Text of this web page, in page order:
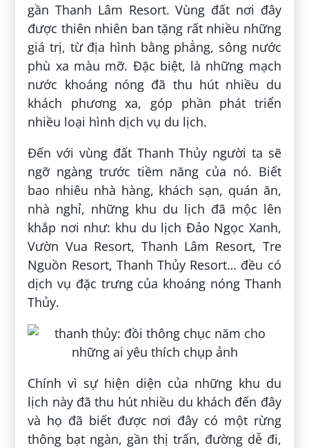
gần Thanh Lâm Resort. Vùng đất nơi đây
được thiên nhiên ban tặng rất nhiều những
giá trị, từ địa hình bằng phẳng, sông nước
phù xa màu mỡ. Đặc biệt, là những mạch
nước khoáng nóng đã thu hút nhiều du
khách phương xa, góp phần phát triển
nhiều loại hình dịch vụ du lịch.
Đến với vùng đất Thanh Thủy người ta sẽ
ngỡ ngàng trước tiềm năng của nó. Biết
bao nhiêu nhà hàng, khách sạn, quán ăn,
nhà nghỉ, những khu du lịch đã mộc lên
khắp nơi như: khu du lịch Đảo Ngọc Xanh,
Vườn Vua Resort, Thanh Lâm Resort, Tre
Nguồn Resort, Thanh Thủy Resort… đều có
dịch vụ đặc trưng của khoáng nóng Thanh
Thủy.
Chính vì sự hiện diện của những khu du
lịch này đã thu hút nhiều du khách đến đây
và họ đã biết được nơi đây có một rừng
thông bạt ngàn, gần thị trấn, đường dễ đi,